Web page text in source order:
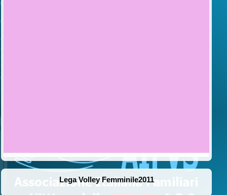
Lega Volley Femminile2011